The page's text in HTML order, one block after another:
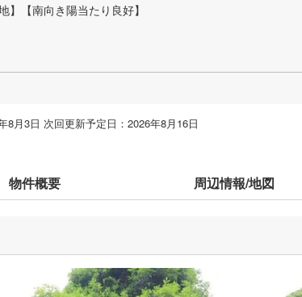
】【南向き陽当たり良好】
8月3日 次回更新予定日：2026年8月16日
物件概要 周辺情報/地図